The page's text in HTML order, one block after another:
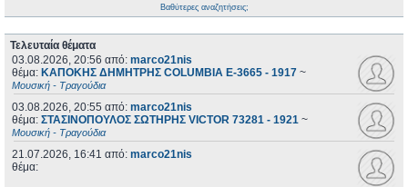
Βαθύτερες αναζητήσεις;
Τελευταία θέματα
03.08.2026, 20:56 από: marco21nis
θέμα: ΚΑΠΟΚΗΣ ΔΗΜΗΤΡΗΣ COLUMBIA E-3665 - 1917 ~
Μουσική - Τραγούδια
03.08.2026, 20:55 από: marco21nis
θέμα: ΣΤΑΣΙΝΟΠΟΥΛΟΣ ΣΩΤΗΡΗΣ VICTOR 73281 - 1921 ~
Μουσική - Τραγούδια
21.07.2026, 16:41 από: marco21nis
θέμα: